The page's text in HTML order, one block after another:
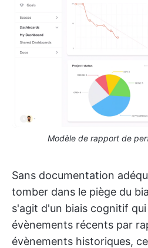
Modèle de rapport de
Sans documentation
tomber dans le piège du
s'agit d'un biais cognitif
évènements récents par
évènements historiques,